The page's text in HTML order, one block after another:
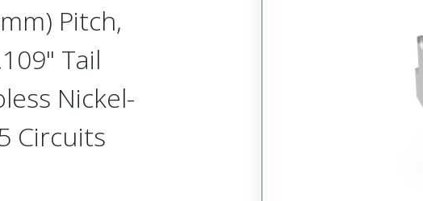
Pitch,
Tail
Nickel-
Circuits